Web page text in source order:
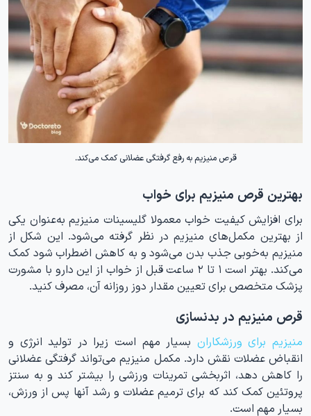
قرص منیزیم به رفع گرفتگی عضلانی کمک می‌کند.
بهترین قرص منیزیم برای خواب
برای افزایش کیفیت خواب معمولا گلیسینات منیزیم به‌عنوان یکی
از بهترین مکمل‌های منیزیم در نظر گرفته می‌شود. این شکل از
منیزیم به‌خوبی جذب بدن می‌شود و به کاهش اضطراب شود کمک
می‌کند. بهتر است ۱ تا ۲ ساعت قبل از خواب از این دارو با مشورت
پزشک متخصص برای تعیین مقدار دوز روزانه آن، مصرف کنید.
قرص منیزیم در بدنسازی
منیزیم برای ورزشکاران بسیار مهم است زیرا در تولید انرژی و
انقباض عضلات نقش دارد. مکمل منیزیم می‌تواند گرفتگی عضلانی
را کاهش دهد، اثربخشی تمرینات ورزشی را بیشتر کند و به سنتز
پروتئین کمک کند که برای ترمیم عضلات و رشد آنها پس از ورزش،
بسیار مهم است.